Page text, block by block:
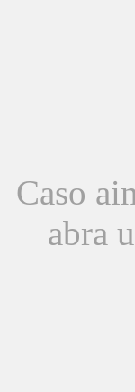
Caso
abra